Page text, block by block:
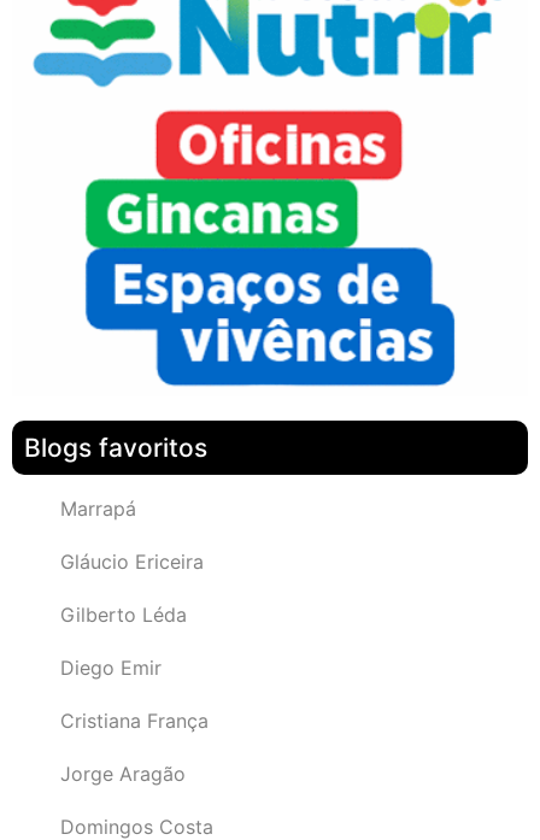
Blogs favoritos
Marrapá
Gláucio Ericeira
Gilberto Léda
Diego Emir
Cristiana França
Jorge Aragão
Domingos Costa